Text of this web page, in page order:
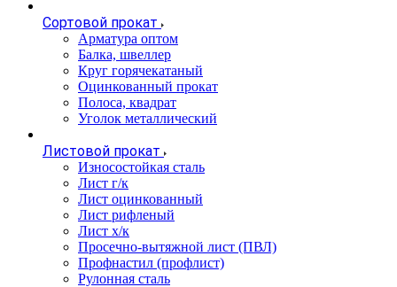
Сортовой прокат
Арматура оптом
Балка, швеллер
Круг горячекатаный
Оцинкованный прокат
Полоса, квадрат
Уголок металлический
Листовой прокат
Износостойкая сталь
Лист г/к
Лист оцинкованный
Лист рифленый
Лист х/к
Просечно-вытяжной лист (ПВЛ)
Профнастил (профлист)
Рулонная сталь